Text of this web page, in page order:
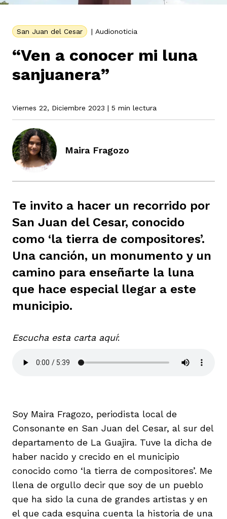
San Juan del Cesar | Audionoticia
“Ven a conocer mi luna
sanjuanera”
Viernes 22, Diciembre 2023 | 5 min lectura
Maira Fragozo
Te invito a hacer un recorrido por
San Juan del Cesar, conocido
como ‘la tierra de compositores’.
Una canción, un monumento y un
camino para enseñarte la luna
que hace especial llegar a este
municipio.
Escucha esta carta aquí:
Soy Maira Fragozo, periodista local de
Consonante en San Juan del Cesar, al sur del
departamento de La Guajira. Tuve la dicha de
haber nacido y crecido en el municipio
conocido como ‘la tierra de compositores’. Me
llena de orgullo decir que soy de un pueblo
que ha sido la cuna de grandes artistas y en
el que cada esquina cuenta la historia de una
de Atrato
armado
país
Codazzi
de Atrato
Consonante
fórmula
principios
de estilo
equipo
periodistas locales